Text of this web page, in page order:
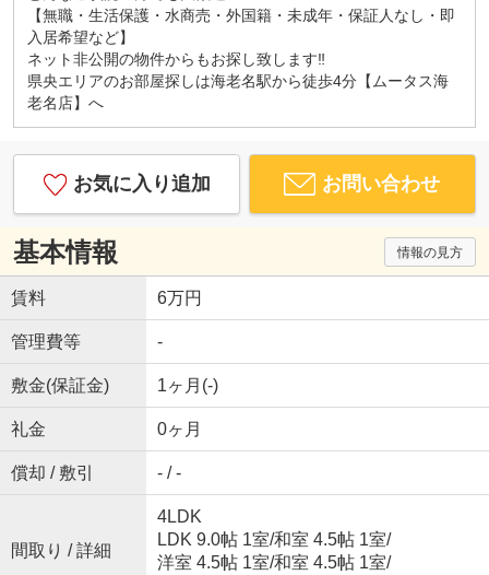
【無職・生活保護・水商売・外国籍・未成年・保証人なし・即
入居希望など】
ネット非公開の物件からもお探し致します‼
県央エリアのお部屋探しは海老名駅から徒歩4分【ムータス海
老名店】へ
お気に入り追加 お問い合わせ
基本情報 情報の見方
賃料 6万円
管理費等 -
敷金(保証金) 1ヶ月(-)
礼金 0ヶ月
償却 / 敷引 - / -
間取り / 詳細
4LDK
LDK 9.0帖 1室/和室 4.5帖 1室/
洋室 4.5帖 1室/和室 4.5帖 1室/